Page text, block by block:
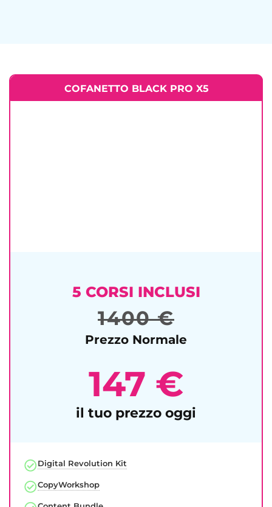
COFANETTO BLACK PRO X5
5 CORSI INCLUSI
1400 €
Prezzo Normale
147 €
il tuo prezzo oggi
Digital Revolution Kit​​
CopyWorkshop